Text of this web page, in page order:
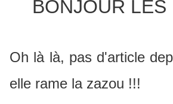
BONJOUR LES
Oh là là, pas d'article
elle rame la zazou !!!